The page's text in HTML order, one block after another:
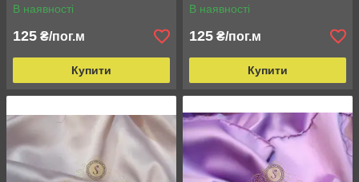
В наявності
125 ₴/пог.м
Купити
В наявності
125 ₴/пог.м
Купити